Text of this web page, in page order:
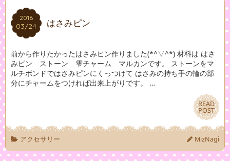
2016
03/24
2016
03/24 はさみピン
前から作りたかったはさみピン作りました(*^▽^*) 材料は はさ
みピン ストーン 雫チャーム マルカンです。 ストーンをマ
ルチボンドではさみピンにくっつけて はさみの持ち手の輪の部
分にチャームをつければ出来上がりです。 …
READ
POST
READ
POST
アクセサリー MizNagi